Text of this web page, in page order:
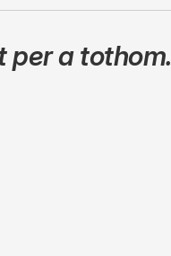
per a tothom.